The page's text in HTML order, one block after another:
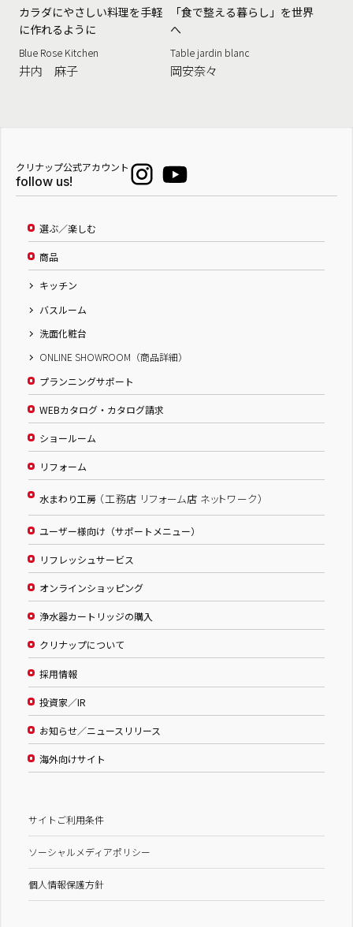
カラダにやさしい料理を手軽
に作れるように
Blue Rose Kitchen
井内 麻子
「食で整える暮らし」を世界
へ
Table jardin blanc
岡安奈々
クリナップ公式アカウント
follow us!
選ぶ／楽しむ
商品
キッチン
バスルーム
洗面化粧台
ONLINE SHOWROOM（商品詳細）
プランニングサポート
WEBカタログ・カタログ請求
ショールーム
リフォーム
水まわり工房 （工務店 リフォーム店 ネットワーク）
ユーザー様向け（サポートメニュー）
リフレッシュサービス
オンラインショッピング
浄水器カートリッジの購入
クリナップについて
採用情報
投資家／IR
お知らせ／ニュースリリース
海外向けサイト
サイトご利用条件
ソーシャルメディアポリシー
個人情報保護方針